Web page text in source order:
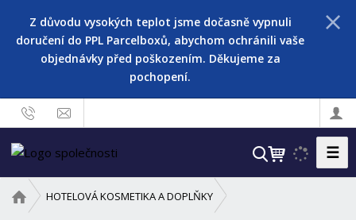
Z důvodu vysokých teplot jsme dočasně vypnuli
doručení do PPL Parcelboxů, abychom ochránili vaše
objednávky před poškozením. Děkujeme za
pochopení.
V
☰
v
HOTELOVÁ KOSMETIKA A DOPLŇKY